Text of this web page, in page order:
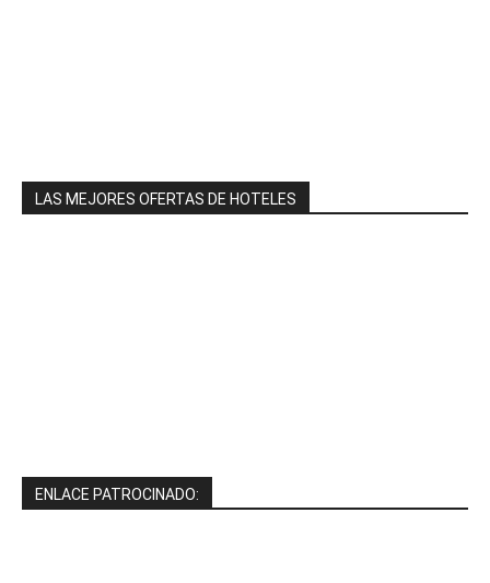
LAS MEJORES OFERTAS DE HOTELES
ENLACE PATROCINADO: